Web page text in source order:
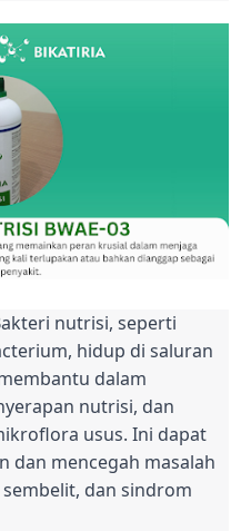
nutrisi, seperti
hidup di saluran
dalam
nutrisi, dan
usus. Ini dapat
dan mencegah masalah
dan sindrom